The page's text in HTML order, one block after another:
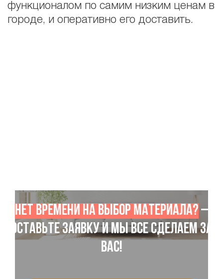
функционалом по самим низким ценам в
городе, и оперативно его доставить.
Нет времени на выбор материала?–
Оставьте заявку и мы все сделаем за
Вас!